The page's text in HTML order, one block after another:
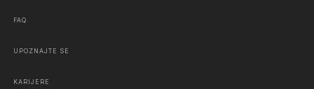
FAQ
UPOZNAJTE SE
KARIJERE